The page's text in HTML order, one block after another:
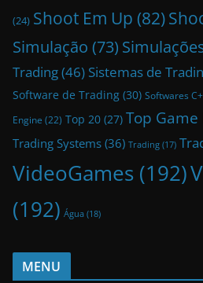
(24) Shoot Em Up (82)
Simulação (73)
Trading(46) Sistemas de
Software de Trading (30) Softwares
Engine (22) Top 20 (27) Top Game
Trading Systems (36) Trading (17)
VideoGames (192)
(192) Água (18)
MENU